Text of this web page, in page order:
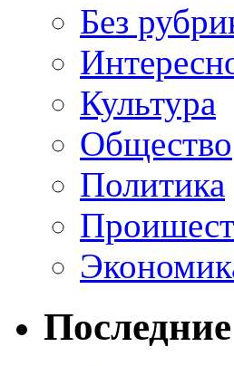
Без
Культура
Общество
Политика